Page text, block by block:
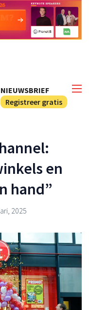
NIEUWSBRIEF
Registreer gratis
en
hand”
2025